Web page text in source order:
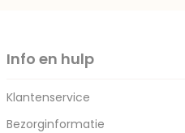
Info en hulp
Klantenservice
Bezorginformatie